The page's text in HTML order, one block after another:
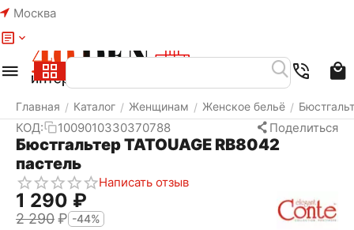
Москва
Главная / Каталог / Женщинам / Женское бельё /
КОД: 1009010330370788 Поделиться
Бюстгальтер TATOUAGE RB8042
пастель
Написать отзыв
1 290 ₽
2 290₽ -44%
Меню